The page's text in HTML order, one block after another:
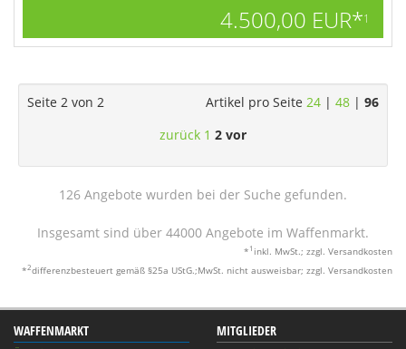
4.500,00 EUR*1
Artikel pro Seite 24 | 48 | 96
Seite 2 von 2
zurück 1 2 vor
126 Angebote wurden bei der Suche gefunden.
Insgesamt sind über 44000 Angebote im Waffenmarkt.
* 1 inkl. MwSt.; zzgl. Versandkosten
*2differenzbesteuert gemäß §25a UStG.;MwSt. nicht ausweisbar; zzgl. Versandkosten
WAFFENMARKT MITGLIEDER